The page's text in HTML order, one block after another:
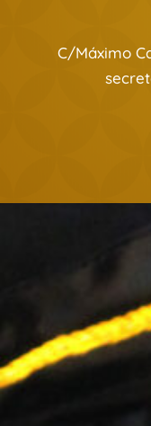
C/Máximo